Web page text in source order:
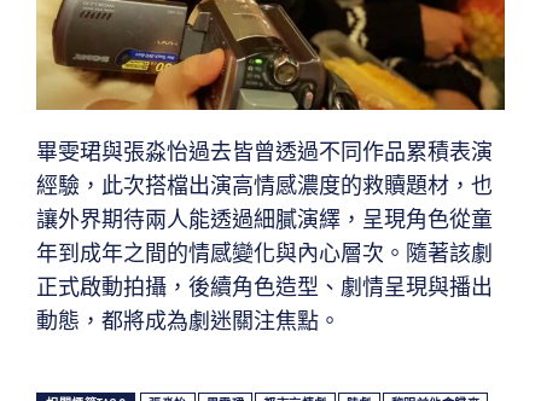
畢雯珺與張淼怡過去皆曾透過不同作品累積表演
經驗，此次搭檔出演高情感濃度的救贖題材，也
讓外界期待兩人能透過細膩演繹，呈現角色從童
年到成年之間的情感變化與內心層次。隨著該劇
正式啟動拍攝，後續角色造型、劇情呈現與播出
動態，都將成為劇迷關注焦點。